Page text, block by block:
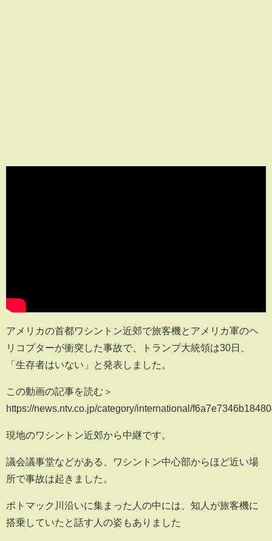
アメリカの首都ワシントン近郊で旅客機とアメリカ軍のヘ
リコプターが衝突した事故で、トランプ大統領は30日、
「生存者はいない」と発表しました。
この動画の記事を読む＞
https://news.ntv.co.jp/category/international/
現地のワシントン近郊から中継です。
議会議事堂などがある、ワシントン中心部からほど近い場
所で事故は起きました。
ポトマック川沿いに集まった人の中には、知人が旅客機に
搭乗していたと話す人の姿もありました